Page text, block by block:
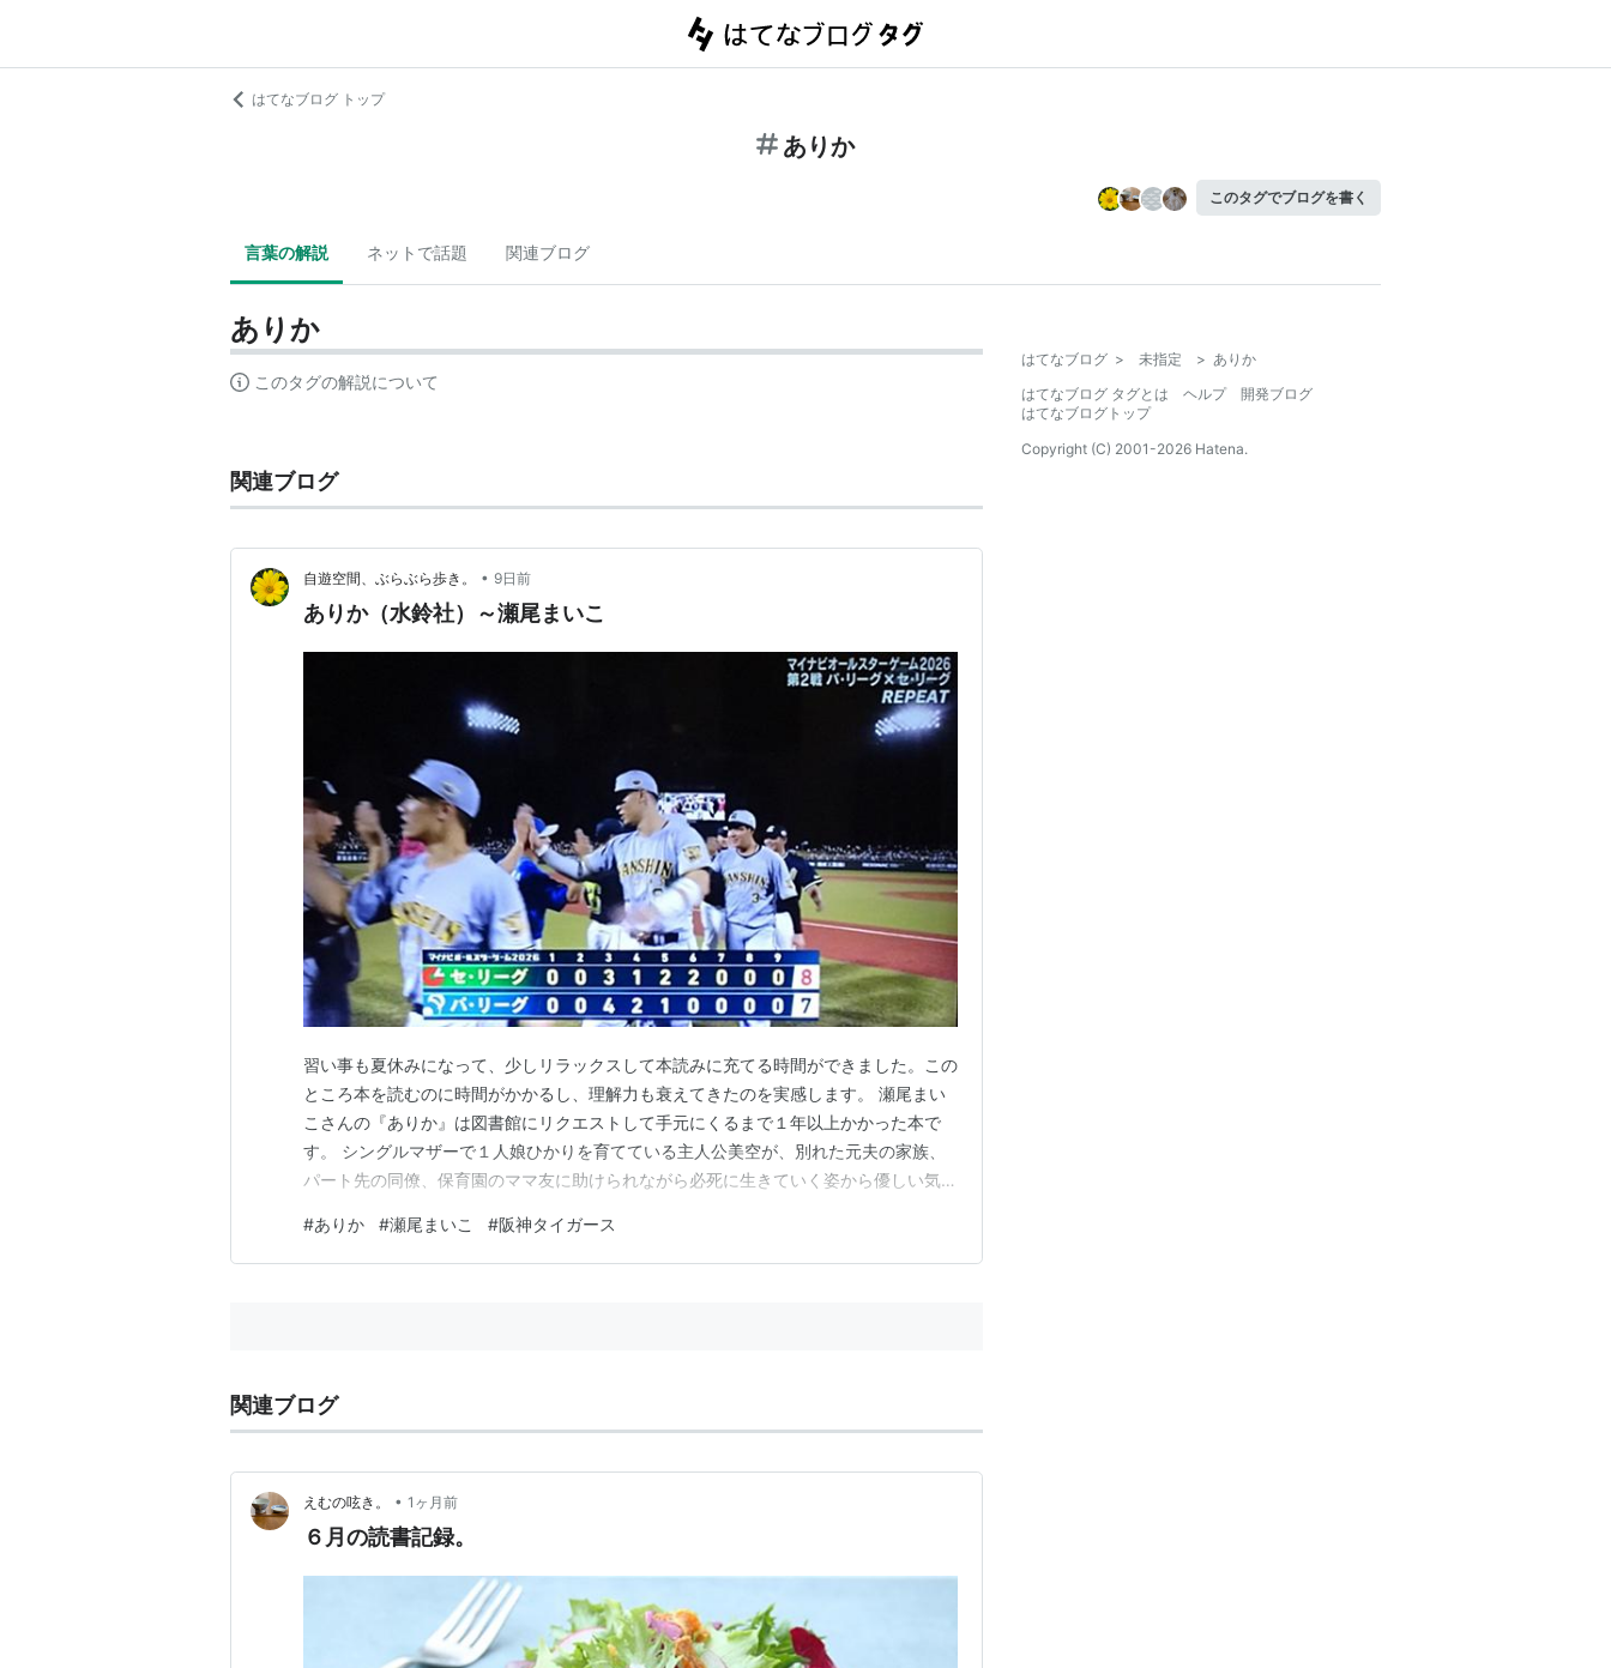
はてなブログ トップ
ありか
このタグでブログを書く
言葉の解説 ネットで話題 関連ブログ
ありか
このタグの解説について
関連ブログ
自遊空間、ぶらぶら歩き。 • 9日前
ありか（水鈴社）～瀬尾まいこ
習い事も夏休みになって、少しリラックスして本読みに充てる時間ができました。この
ところ本を読むのに時間がかかるし、理解力も衰えてきたのを実感します。 瀬尾まい
こさんの『ありか』は図書館にリクエストして手元にくるまで１年以上かかった本で
す。 シングルマザーで１人娘ひかりを育てている主人公美空が、別れた元夫の家族、
パート先の同僚、保育園のママ友に助けられながら必死に生きていく姿から優しい気持
な気持ちにもなります。 でも、実際世の中は善意の人だけで成り立っているわけでは
ありません。詐欺の横行だって半端じゃありません。 だから…
#ありか #瀬尾まいこ #阪神タイガース
関連ブログ
えむの呟き。 • 1ヶ月前
６月の読書記録。
はてなブログ > 未指定 > ありか
はてなブログ タグとは
ヘルプ
開発ブログ
はてなブログトップ
Copyright (C) 2001-2026 Hatena.